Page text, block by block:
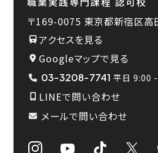
〒169-0075 東京都新宿区
アクセスを見る
Googleマップで見る
03-3208-7741 平日 9:00
LINEで問い合わせ
メールで問い合わせ